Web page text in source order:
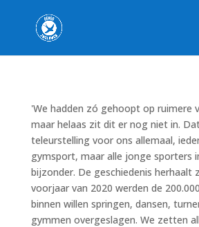
'We hadden zó gehoopt op ruimere
maar helaas zit dit er nog niet in.
teleurstelling voor ons allemaal,
gymsport, maar alle jonge sporters
bijzonder. De geschiedenis herhaalt
voorjaar van 2020 werden de
binnen willen springen, dansen,
gymmen overgeslagen. We zetten